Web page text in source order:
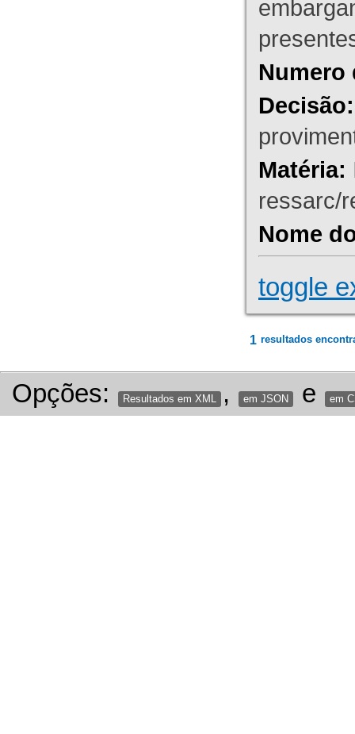
Numero
Decisão:
Matéria:
ressarc/
Nome
toggle
1 resultados
Opções: Resultados em XML , em JSON e em